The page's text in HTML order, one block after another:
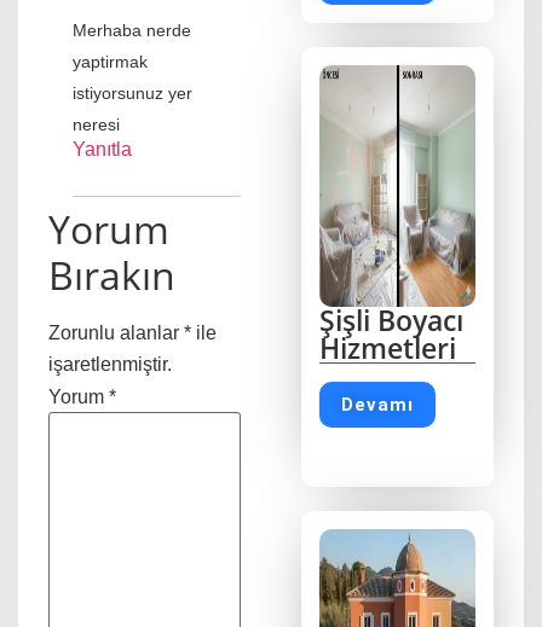
Merhaba nerde
yaptirmak
istiyorsunuz yer
neresi
Yanıtla
Yorum
Bırakın
Zorunlu alanlar * ile
işaretlenmiştir.
Yorum *
Şişli Boyacı
Hizmetleri
Devamı